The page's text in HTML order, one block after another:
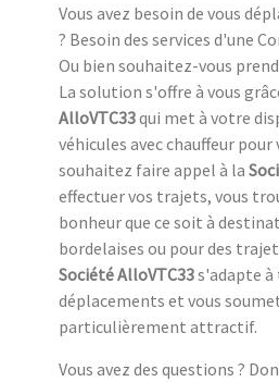
Vous avez besoin de vous
? Besoin des services d'une
Ou bien souhaitez-vous
La solution s'offre à vous
AlloVTC33qui met à votre
véhicules avec chauffeur pour
souhaitez faire appel à la
effectuer vos trajets, vous
bonheur que ce soit à
bordelaises ou pour des
Société AlloVTC33s'adapte à
déplacements et vous
particulièrement attractif.
Vous avez des questions ?